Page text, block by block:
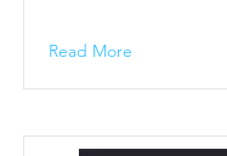
Read More